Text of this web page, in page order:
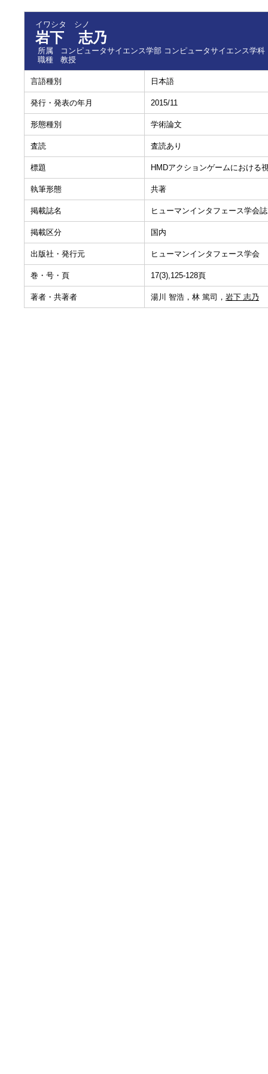
イワシタ シノ
岩下 志乃
所属
コンピュータサイエンス学部 コンピュータサイエンス学科
職種
教授
言語種別 日本語
発行・発表の年月 2015/11
形態種別 学術論文
査読 査読あり
標題 HMDアクションゲームにおける
執筆形態 共著
掲載誌名 ヒューマンインタフェース学会誌
掲載区分 国内
出版社・発行元 ヒューマンインタフェース学会
巻・号・頁 17(3),125-128頁
著者・共著者 湯川 智浩，林 篤司， 岩下 志乃